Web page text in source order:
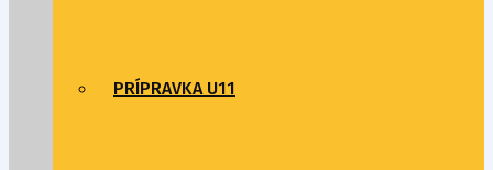
PRÍPRAVKA U11